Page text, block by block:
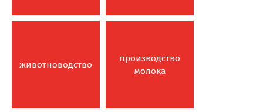
животноводство
производство
молока